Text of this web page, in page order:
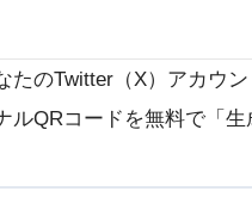
たのTwitter（X）アカウ
ルQRコードを無料で「